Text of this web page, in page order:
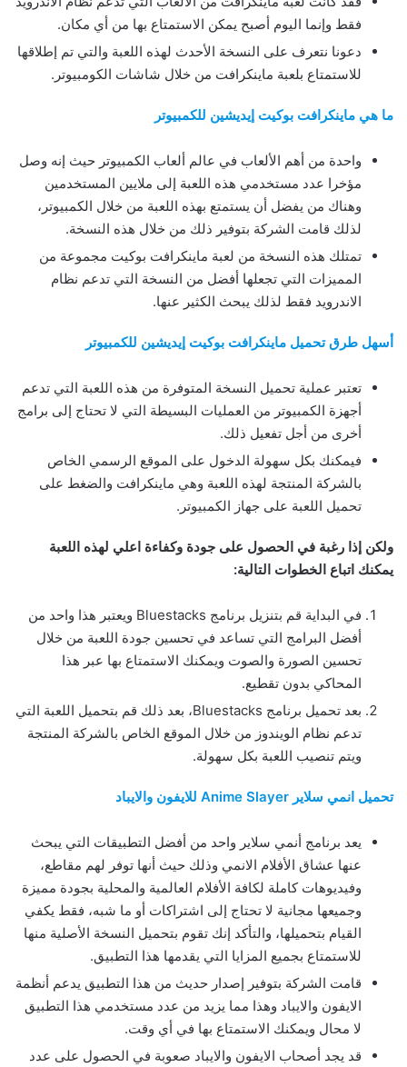
فقط وإنما اليوم أصبح يمكن الاستمتاع بها من أي مكان.
دعونا نتعرف على النسخة الأحدث لهذه اللعبة والتي تم إطلاقها
للاستمتاع بلعبة ماينكرافت من خلال شاشات الكومبيوتر.
ما هي ماينكرافت بوكيت إيديشين للكمبيوتر
واحدة من أهم الألعاب في عالم ألعاب الكمبيوتر حيث إنه وصل
مؤخرا عدد مستخدمي هذه اللعبة إلى ملايين المستخدمين
وهناك من يفضل أن يستمتع بهذه اللعبة من خلال الكمبيوتر،
لذلك قامت الشركة بتوفير ذلك من خلال هذه النسخة.
تمتلك هذه النسخة من لعبة ماينكرافت بوكيت مجموعة من
المميزات التي تجعلها أفضل من النسخة التي تدعم نظام
الاندرويد فقط لذلك يبحث الكثير عنها.
أسهل طرق تحميل ماينكرافت بوكيت إيديشين للكمبيوتر
تعتبر عملية تحميل النسخة المتوفرة من هذه اللعبة التي تدعم
أجهزة الكمبيوتر من العمليات البسيطة التي لا تحتاج إلى برامج
أخرى من أجل تفعيل ذلك.
فيمكنك بكل سهولة الدخول على الموقع الرسمي الخاص
بالشركة المنتجة لهذه اللعبة وهي ماينكرافت والضغط على
تحميل اللعبة على جهاز الكمبيوتر.
ولكن إذا رغبة في الحصول على جودة وكفاءة اعلي لهذه اللعبة
يمكنك اتباع الخطوات التالية:
في البداية قم بتنزيل برنامج Bluestacks ويعتبر هذا واحد من
أفضل البرامج التي تساعد في تحسين جودة اللعبة من خلال
تحسين الصورة والصوت ويمكنك الاستمتاع بها عبر هذا
المحاكي بدون تقطيع.
بعد تحميل برنامج Bluestacks، بعد ذلك قم بتحميل اللعبة التي
تدعم نظام الويندوز من خلال الموقع الخاص بالشركة المنتجة
ويتم تنصيب اللعبة بكل سهولة.
تحميل انمي سلاير Anime Slayer للايفون والايباد
يعد برنامج أنمي سلاير واحد من أفضل التطبيقات التي يبحث
عنها عشاق الأفلام الانمي وذلك حيث أنها توفر لهم مقاطع،
وفيديوهات كاملة لكافة الأفلام العالمية والمحلية بجودة مميزة
وجميعها مجانية لا تحتاج إلى اشتراكات أو ما شبه، فقط يكفي
القيام بتحميلها، والتأكد إنك تقوم بتحميل النسخة الأصلية منها
للاستمتاع بجميع المزايا التي يقدمها هذا التطبيق.
قامت الشركة بتوفير إصدار حديث من هذا التطبيق يدعم أنظمة
الايفون والايباد وهذا مما يزيد من عدد مستخدمي هذا التطبيق
لا محال ويمكنك الاستمتاع بها في أي وقت.
قد يجد أصحاب الايفون والايباد صعوبة في الحصول على عدد